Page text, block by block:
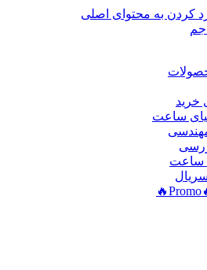
کردن به محتوای اصلی
خرید
ساعت
ساعت